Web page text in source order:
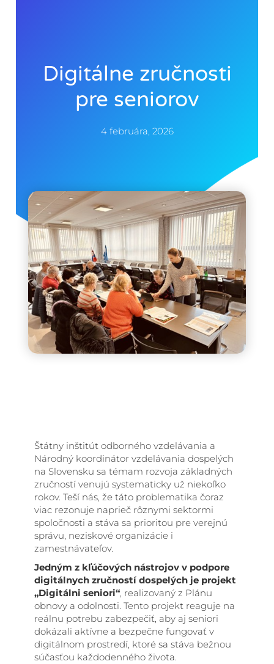
Digitálne zručnosti
pre seniorov
4 februára, 2026
Štátny inštitút odborného vzdelávania a
Národný koordinátor vzdelávania dospelých
na Slovensku sa témam rozvoja základných
zručností venujú systematicky už niekoľko
rokov. Teší nás, že táto problematika čoraz
viac rezonuje naprieč rôznymi sektormi
spoločnosti a stáva sa prioritou pre verejnú
správu, neziskové organizácie i
zamestnávateľov.
Jedným z kľúčových nástrojov v podpore
digitálnych zručností dospelých je projekt
„Digitálni seniori“, realizovaný z Plánu
obnovy a odolnosti. Tento projekt reaguje na
reálnu potrebu zabezpečiť, aby aj seniori
dokázali aktívne a bezpečne fungovať v
digitálnom prostredí, ktoré sa stáva bežnou
súčasťou každodenného života.